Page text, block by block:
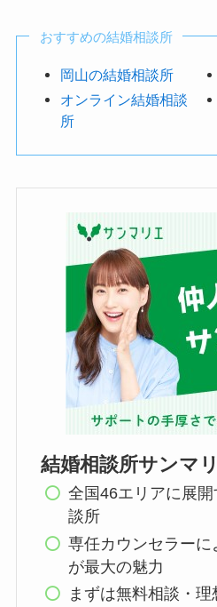
おすすめの結婚相談所
岡山の結婚相談所
オンライン結婚相談
所
結婚相談所サンマ
全国46エリアに展
談所
専任カウンセラーに
が最大の魅力
まずは無料相談・